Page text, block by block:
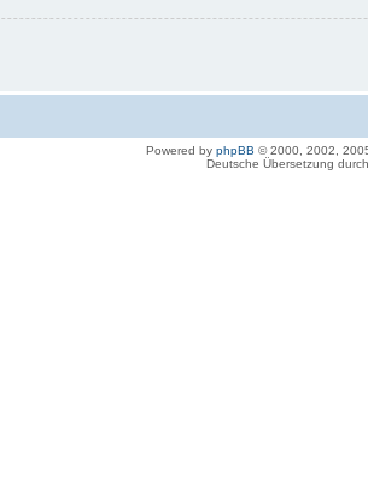
Powered by phpBB © 2000, 2002,
Deutsche Übersetzung durch